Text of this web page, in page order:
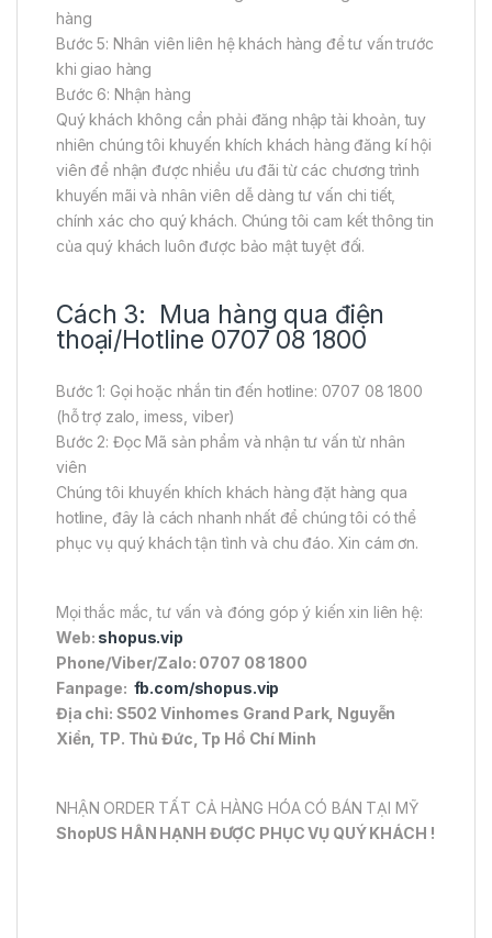
hàng
Bước 5: Nhân viên liên hệ khách hàng để tư vấn trước
khi giao hàng
Bước 6: Nhận hàng
Quý khách không cần phải đăng nhập tài khoản, tuy
nhiên chúng tôi khuyến khích khách hàng đăng kí hội
viên để nhận được nhiều ưu đãi từ các chương trình
khuyến mãi và nhân viên dễ dàng tư vấn chi tiết,
chính xác cho quý khách. Chúng tôi cam kết thông tin
của quý khách luôn được bảo mật tuyệt đối.
Cách 3: Mua hàng qua điện
thoại/Hotline 0707 08 1800
Bước 1: Gọi hoặc nhắn tin đến hotline: 0707 08 1800
(hỗ trợ zalo, imess, viber)
Bước 2: Đọc Mã sản phẩm và nhận tư vấn từ nhân
viên
Chúng tôi khuyến khích khách hàng đặt hàng qua
hotline, đây là cách nhanh nhất để chúng tôi có thể
phục vụ quý khách tận tình và chu đáo. Xin cám ơn.
Mọi thắc mắc, tư vấn và đóng góp ý kiến xin liên hệ:
Web: shopus.vip
Phone/Viber/Zalo: 0707 08 1800
Fanpage: fb.com/shopus.vip
Địa chỉ: S502 Vinhomes Grand Park, Nguyễn
Xiển, TP. Thủ Đức, Tp Hồ Chí Minh
NHẬN ORDER TẤT CẢ HÀNG HÓA CÓ BÁN TẠI MỸ
ShopUS HÂN HẠNH ĐƯỢC PHỤC VỤ QUÝ KHÁCH !